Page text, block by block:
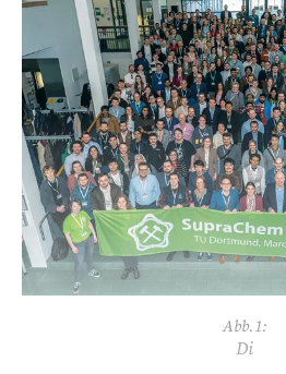
Abb.1:
Di